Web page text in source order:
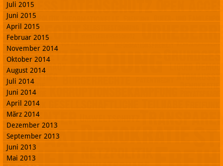
Juli 2015
Juni 2015
April 2015
Februar 2015
November 2014
Oktober 2014
August 2014
Juli 2014
Juni 2014
April 2014
März 2014
Dezember 2013
September 2013
Juni 2013
Mai 2013